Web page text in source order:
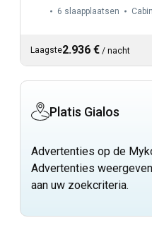
6 slaapplaatsen
Laagste2.936 € / nacht
Platis Gialos
Advertenties op de
Advertenties
aan uw zoekcriteria.